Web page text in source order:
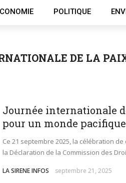
POLITIQUE
DE LA
Journée internationale
pour un monde pacifique
Ce 21 septembre 2025, la célébration
la Déclaration de la Commission des
LA SIRENE INFOS septembre 21, 2025